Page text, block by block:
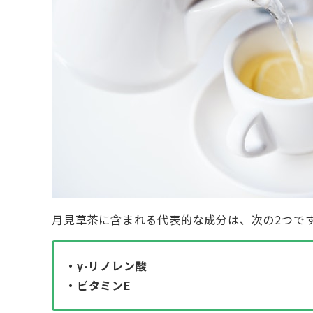
月見草茶に含まれる代表的な成分は、次の2つで
・γ-リノレン酸
・ビタミンE